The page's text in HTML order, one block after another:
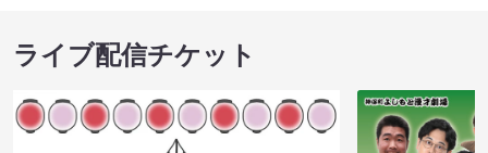
ライブ配信チケット